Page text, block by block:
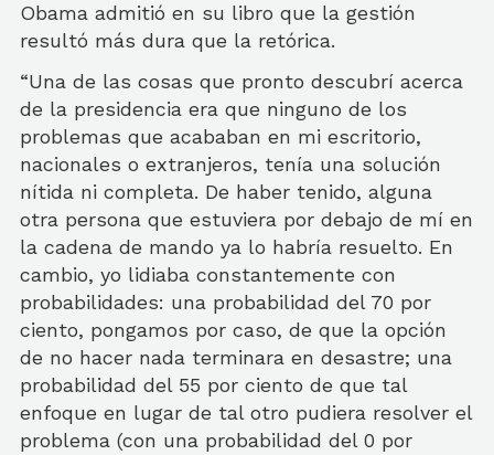
Obama admitió en su libro que la gestión
resultó más dura que la retórica.
“Una de las cosas que pronto descubrí acerca
de la presidencia era que ninguno de los
problemas que acababan en mi escritorio,
nacionales o extranjeros, tenía una solución
nítida ni completa. De haber tenido, alguna
otra persona que estuviera por debajo de mí en
la cadena de mando ya lo habría resuelto. En
cambio, yo lidiaba constantemente con
probabilidades: una probabilidad del 70 por
ciento, pongamos por caso, de que la opción
de no hacer nada terminara en desastre; una
probabilidad del 55 por ciento de que tal
enfoque en lugar de tal otro pudiera resolver el
problema (con una probabilidad del 0 por